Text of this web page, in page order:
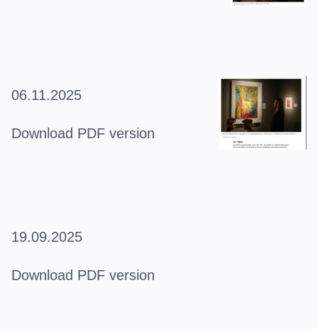
06.11.2025
Download PDF version
19.09.2025
Download PDF version